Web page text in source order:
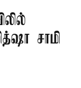
சாமி